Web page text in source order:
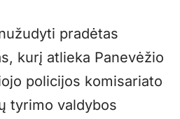
pradėtas
kurį atlieka Panevėžio
policijos komisariato
tyrimo valdybos